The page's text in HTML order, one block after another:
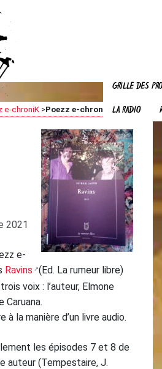
GRILLE DES
LA RADIO
e-chroniK >Poezz e-chroniK Ravins
2021
e-
Ravins (Ed. La rumeur libre)
voix : l’auteur, Elmone
à la manière d’un livre audio.
les épisodes 7 et 8 de
auteur (Tempestaire, J.